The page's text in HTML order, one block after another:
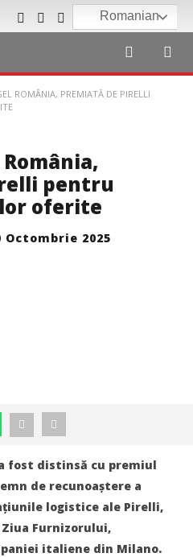
Romanian
ROMÂNIA, PREMIATĂ DE PIRELLI
pentru
oferite
Octombrie 2025
fost distinsă cu premiul
de recunoaștere a
logistice ale Pirelli,
Furnizorului,
italiene din Milano.